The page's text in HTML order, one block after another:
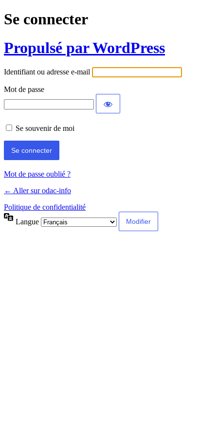
Se connecter
Propulsé par WordPress
Identifiant ou adresse e-mail
Mot de passe
Se souvenir de moi
Mot de passe oublié ?
← Aller sur odac-info
Politique de confidentialité
Langue